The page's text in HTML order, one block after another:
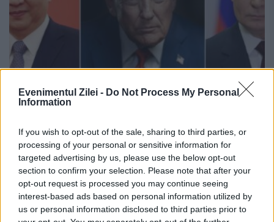
Evenimentul Zilei - Do Not Process My Personal
Information
If you wish to opt-out of the sale, sharing to third parties, or
processing of your personal or sensitive information for
targeted advertising by us, please use the below opt-out
section to confirm your selection. Please note that after your
opt-out request is processed you may continue seeing
interest-based ads based on personal information utilized by
us or personal information disclosed to third parties prior to
Statele Unite reiau dialogul nuclear cu
Rusia și China, la Geneva
24 FEBRUARIE 2026
Statele Unite au reluat în această
săptămână dialogul diplomatic pe tema
controlului armelor nucleare, organizând la